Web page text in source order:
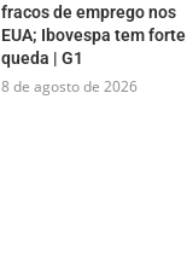
fracos de emprego nos
EUA; Ibovespa tem forte
queda | G1
8 de agosto de 2026